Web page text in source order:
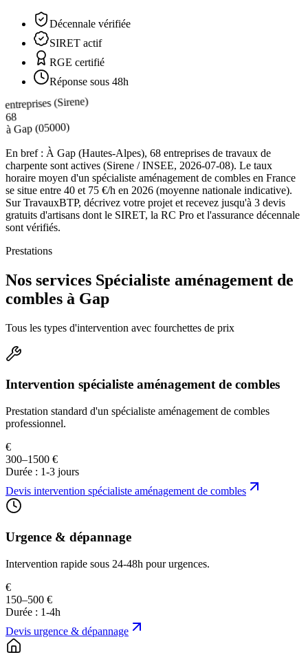
Décennale vérifiée
SIRET actif
RGE certifié
Réponse sous 48h
entreprises (Sirene)
68
àGap(05000)
En bref : À Gap (Hautes-Alpes), 68 entreprises de travaux de
charpente sont actives (Sirene / INSEE, 2026-07-08). Le taux
horaire moyen d'un spécialiste aménagement de combles en France
se situe entre 40 et 75 €/h en 2026 (moyenne nationale indicative).
Sur TravauxBTP, décrivez votre projet et recevez jusqu'à 3 devis
gratuits d'artisans dont le SIRET, la RC Pro et l'assurance décennale
sont vérifiés.
Prestations
Nos services Spécialiste aménagement de
combles à Gap
Tous les types d'intervention avec fourchettes de prix
Intervention spécialiste aménagement de combles
Prestation standard d'un spécialiste aménagement de combles
professionnel.
€
300–1500 €
Durée : 1-3 jours
Devis intervention spécialiste aménagement de combles
Urgence & dépannage
Intervention rapide sous 24-48h pour urgences.
€
150–500 €
Durée : 1-4h
Devis urgence & dépannage